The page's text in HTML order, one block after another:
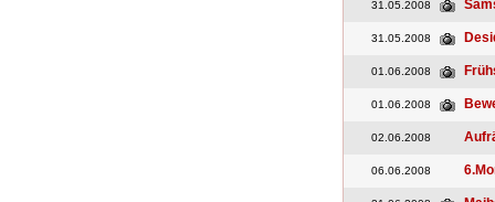
31.05.2008
31.05.2008
01.06.2008
01.06.2008
02.06.2008
06.06.2008